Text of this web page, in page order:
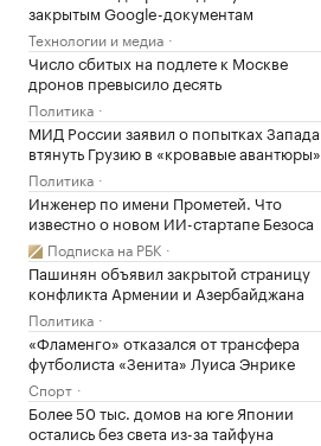
закрытым Google-документам
Технологии и медиа
Число сбитых на подлете к Москве
дронов превысило десять
Политика
МИД России заявил о попытках Запада
втянуть Грузию в «кровавые авантюры»
Политика
Инженер по имени Прометей. Что
известно о новом ИИ-стартапе Безоса
Подписка на РБК
Пашинян объявил закрытой страницу
конфликта Армении и Азербайджана
Политика
«Фламенго» отказался от трансфера
футболиста «Зенита» Луиса Энрике
Спорт
Более 50 тыс. домов на юге Японии
остались без света из-за тайфуна